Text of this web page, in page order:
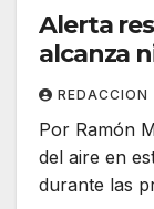
Alerta
alcanza
REDACCION
Por Ramón
del aire en
durante las